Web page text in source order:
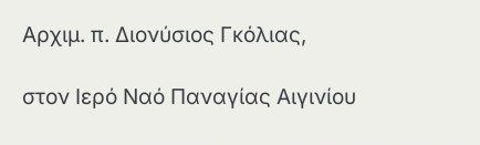
Αρχιμ. π. Διονύσιος Γκόλιας,
στον Ιερό Ναό Παναγίας Αιγινίου